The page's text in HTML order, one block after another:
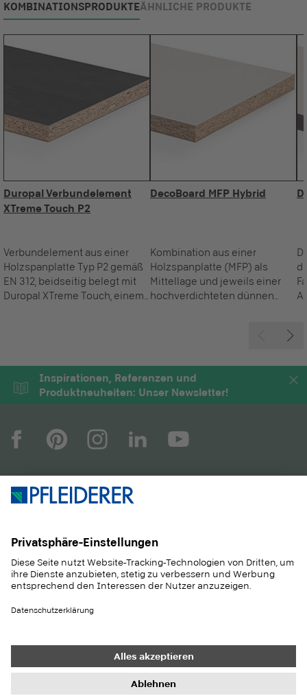
KOMBINATIONSPRODUKTEÄHNLICHE PRODUKTE
Duropal Verbundelement
XTreme Touch P2
Verbundelement aus einer
Holzspanplatte Typ P2 gemäß
EN 312, beidseitig belegt mit
Duropal XTreme Touch, einem
anmutender Stein- oder
Holzstruktur.
DecoBoard MFP Hybrid
Kombination aus einer
Holzspanplatte (MFP) als
Mittellage und jeweils einer
hochverdichteten dünnen
Inspirationen, Referenzen und
Produktneuheiten: Unser Newsletter!
ANWENDUNGEN
NACHHALTIGKEIT
KONTAKT
JURA-Spedition GmbH
Impressum
Datenschutz-Einstellungen